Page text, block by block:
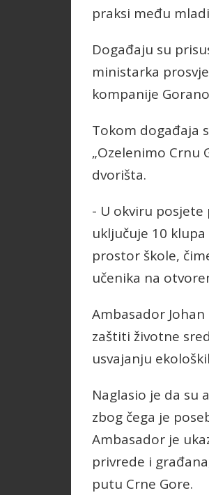
praksi među
Događaju su
ministarka
kompanije
Tokom događaja
„Ozelenimo Crnu
dvorišta.
- U okviru posjete
uključuje 10
prostor škole,
učenika na
Ambasador
zaštiti životne
usvajanju
Naglasio je da su
zbog čega je
Ambasador je
privrede i
putu Crne Gore.